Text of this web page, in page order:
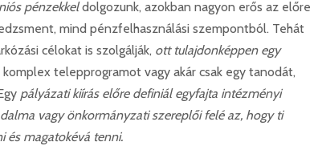
pénzekkeldolgozunk, azokban nagyon erős az előre
mind pénzfelhasználási szempontból. Tehát
célokat is szolgálják, ott tulajdonképpen egy
telepprogramot vagy akár csak egy tanodát,
pályázati kiírás előre definiál egyfajta intézményi
vagy önkormányzati szereplői felé az, hogy ti
és magatokévá tenni.